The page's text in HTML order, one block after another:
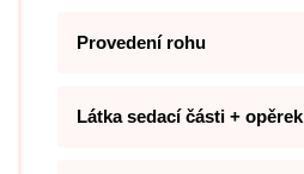
Provedení rohu
Látka sedací části + opěrek